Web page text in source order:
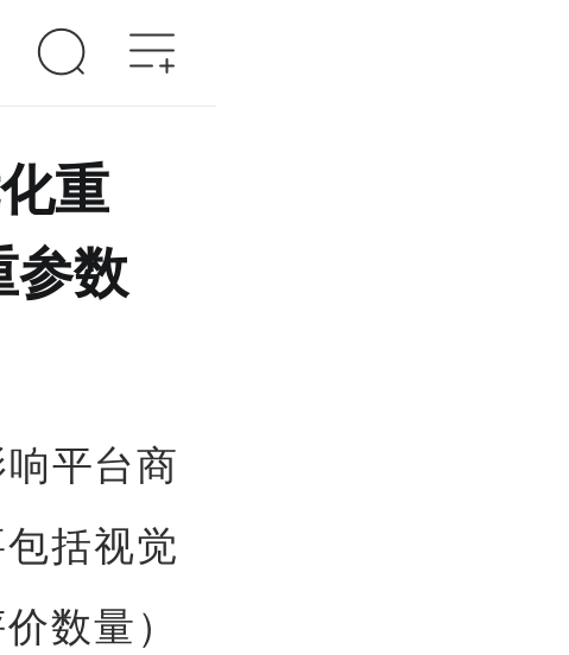
重
参数
平台商
括视觉
数量）